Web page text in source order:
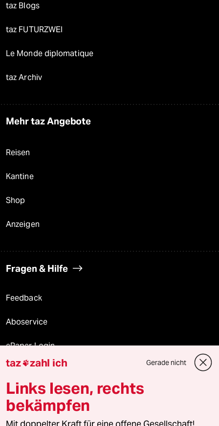
taz Blogs
taz FUTURZWEI
Le Monde diplomatique
taz Archiv
Mehr taz Angebote
Reisen
Kantine
Shop
Anzeigen
Fragen & Hilfe
Feedback
Aboservice
ePaper Login
Downloads für Abonnierende
© 2026 taz Verlags und Vertriebs GmbH
Alle Rechte vorbehalten. Bei rechtlichen Fragen oder für Genehmigungen
taz zahl ich Gerade nicht
Links lesen, rechts
bekämpfen